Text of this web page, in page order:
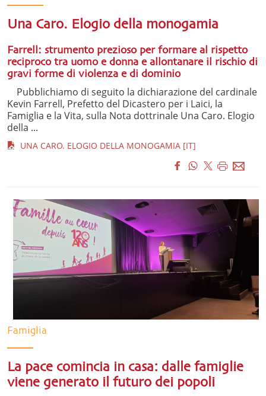
Una Caro. Elogio della monogamia
Farrell: strumento prezioso per formare al rispetto
reciproco tra uomo e donna e allontanare il rischio di
gravi forme di violenza e di dominio
Pubblichiamo di seguito la dichiarazione del cardinale
Kevin Farrell, Prefetto del Dicastero per i Laici, la
Famiglia e la Vita, sulla Nota dottrinale Una Caro. Elogio
della ...
UNA CARO. ELOGIO DELLA MONOGAMIA [IT]
Famiglia
La pace comincia in casa: dalle famiglie
viene generato il futuro dei popoli